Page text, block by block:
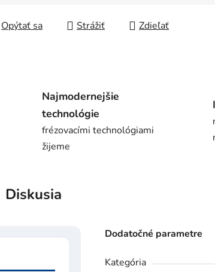
Opýtať sa Strážiť Zdieľať
Najmodernejšie
technológie
frézovacími technológiami
žijeme
Diskusia
Dodatočné parametre
Kategória